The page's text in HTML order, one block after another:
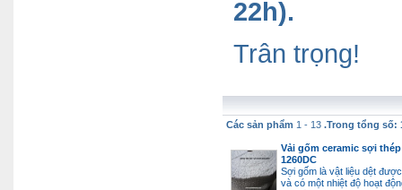
22h).
Trân trọng!
Các sản phẩm 1 - 13 .Trong tổng số:
Vải gốm ceramic sợi
1260DC
Sợi gốm là vật liệu dệt
và có một nhiệt độ hoạt